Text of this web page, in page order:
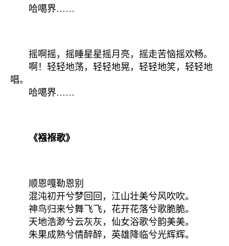
哈噶界……
摇啊摇，摇睡星星摇月亮，摇走苦恼摇欢畅。
啊！轻轻地荡，轻轻地晃，轻轻地笑，轻轻地
唱。
哈噶界……
《襁褓歌》
顺恩嘎勒恩别
混沌初开兮梦回回，江山壮美兮风吹吹。
神鸟归来兮舞飞飞，花开花落兮歌脆脆。
天地浩渺兮云灰灰，仙女浴歌兮韵美美。
朱果成熟兮情醉醉，英雄降临兮光辉辉。